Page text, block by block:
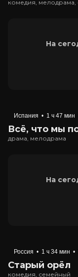
комедия, мелодрама,
На
Испания • 1 ч 47 мин
Всё, что мы
драма, мелодрама
На
Россия • 1 ч 34 мин •
Старый орёл
комедия, семейный